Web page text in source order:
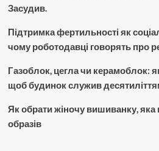
Засудив.
Підтримка фертильності як
чому роботодавці говорять про
Газоблок, цегла чи керамоблок:
щоб будинок служив
Як обрати жіночу вишиванку, яка
образів